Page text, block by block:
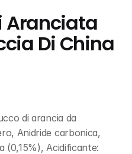
Aranciata
Di China
di arancia da
Anidride carbonica,
(0,15%), Acidificante: